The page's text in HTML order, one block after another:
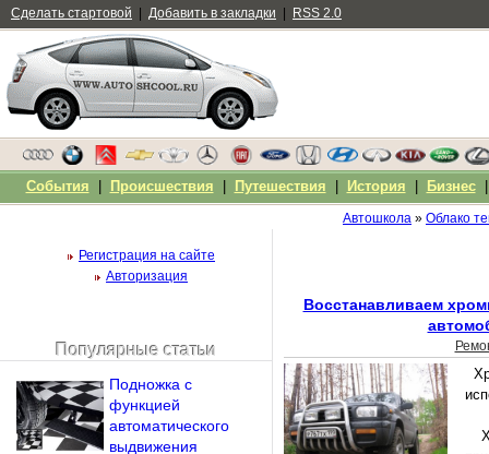
Автошкола » Облако
Восстанавливаем
Регистрация на сайте
Авторизация
Напомнить пароль?
Популярные статьи
Подножка с
функцией
автоматического
выдвижения
Сделать стартовой Добавить в закладки RSS 2.0
События Происшествия Путешествия История Бизнес